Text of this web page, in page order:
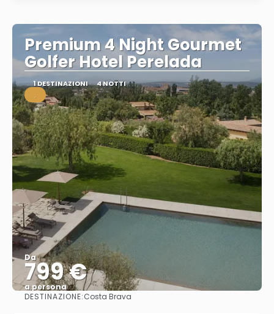
Premium 4 Night Gourmet
Golfer Hotel Perelada
1 DESTINAZIONI 4 NOTTI
.
Da
799 €
a persona
Vedere
DESTINAZIONE:Costa Brava